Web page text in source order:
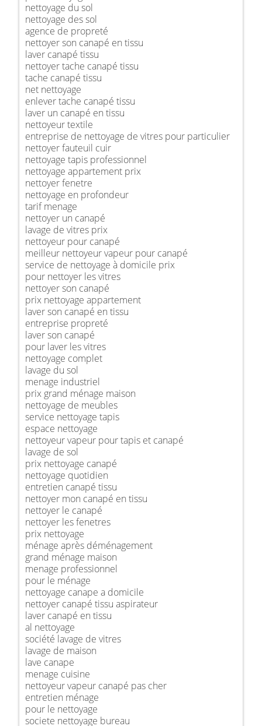
nettoyage du sol
nettoyage des sol
agence de propreté
nettoyer son canapé en tissu
laver canapé tissu
nettoyer tache canapé tissu
tache canapé tissu
net nettoyage
enlever tache canapé tissu
laver un canapé en tissu
nettoyeur textile
entreprise de nettoyage de vitres pour particulier
nettoyer fauteuil cuir
nettoyage tapis professionnel
nettoyage appartement prix
nettoyer fenetre
nettoyage en profondeur
tarif menage
nettoyer un canapé
lavage de vitres prix
nettoyeur pour canapé
meilleur nettoyeur vapeur pour canapé
service de nettoyage à domicile prix
pour nettoyer les vitres
nettoyer son canapé
prix nettoyage appartement
laver son canapé en tissu
entreprise propreté
laver son canapé
pour laver les vitres
nettoyage complet
lavage du sol
menage industriel
prix grand ménage maison
nettoyage de meubles
service nettoyage tapis
espace nettoyage
nettoyeur vapeur pour tapis et canapé
lavage de sol
prix nettoyage canapé
nettoyage quotidien
entretien canapé tissu
nettoyer mon canapé en tissu
nettoyer le canapé
nettoyer les fenetres
prix nettoyage
ménage après déménagement
grand ménage maison
menage professionnel
pour le ménage
nettoyage canape a domicile
nettoyer canapé tissu aspirateur
laver canapé en tissu
al nettoyage
société lavage de vitres
lavage de maison
lave canape
menage cuisine
nettoyeur vapeur canapé pas cher
entretien ménage
pour le nettoyage
societe nettoyage bureau